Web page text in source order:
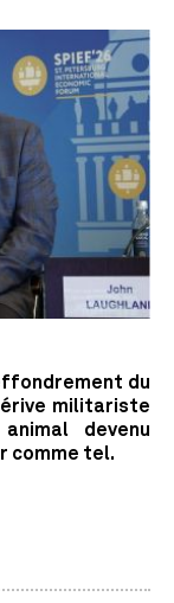
du
militariste
devenu
comme tel.